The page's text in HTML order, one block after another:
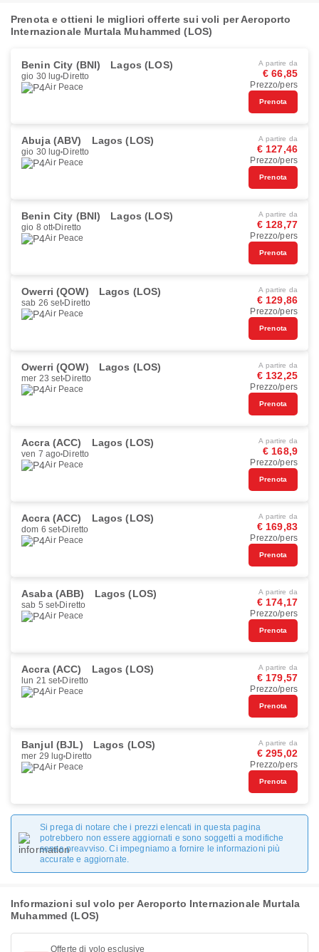
Prenota e ottieni le migliori offerte sui voli per Aeroporto
Internazionale Murtala Muhammed (LOS)
Benin City (BNI) Lagos (LOS)
gio 30 lug Diretto
Air Peace
A partire da
€ 66,85
Prezzo/pers
Prenota
Abuja (ABV) Lagos (LOS)
gio 30 lug Diretto
Air Peace
A partire da
€ 127,46
Prezzo/pers
Prenota
Benin City (BNI) Lagos (LOS)
gio 8 ott Diretto
Air Peace
A partire da
€ 128,77
Prezzo/pers
Prenota
Owerri (QOW) Lagos (LOS)
sab 26 set Diretto
Air Peace
A partire da
€ 129,86
Prezzo/pers
Prenota
Owerri (QOW) Lagos (LOS)
mer 23 set Diretto
Air Peace
A partire da
€ 132,25
Prezzo/pers
Prenota
Accra (ACC) Lagos (LOS)
ven 7 ago Diretto
Air Peace
A partire da
€ 168,9
Prezzo/pers
Prenota
Accra (ACC) Lagos (LOS)
dom 6 set Diretto
Air Peace
A partire da
€ 169,83
Prezzo/pers
Prenota
Asaba (ABB) Lagos (LOS)
sab 5 set Diretto
Air Peace
A partire da
€ 174,17
Prezzo/pers
Prenota
Accra (ACC) Lagos (LOS)
lun 21 set Diretto
Air Peace
A partire da
€ 179,57
Prezzo/pers
Prenota
Banjul (BJL) Lagos (LOS)
mer 29 lug Diretto
Air Peace
A partire da
€ 295,02
Prezzo/pers
Prenota
Si prega di notare che i prezzi elencati in questa pagina
potrebbero non essere aggiornati e sono soggetti a modifiche
senza preavviso. Ci impegniamo a fornire le informazioni più
accurate e aggiornate.
Informazioni sul volo per Aeroporto Internazionale Murtala
Muhammed (LOS)
Offerte di volo esclusive